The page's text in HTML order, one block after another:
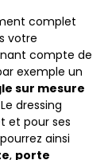
complet
votre
compte de
exemple un
sur mesure
dressing
et pour ses
ainsi
, porte